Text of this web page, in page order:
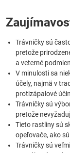
Trávničky sú
pretože
a veterné
V minulosti sa
účely, najmä v
protizápalové
Trávničky sú
pretože
Tieto rastliny sú
opeľovače, ako
Trávničky sú